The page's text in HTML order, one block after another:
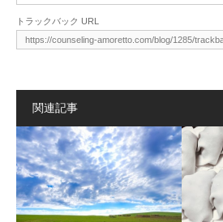
トラックバック URL
関連記事